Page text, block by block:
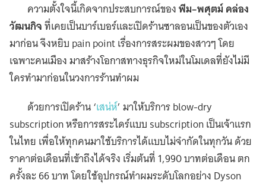
ความตั้งใจนี้เกิดจากประสบการณ์ของพีม–พศุตม์ คล่อง
วัฒนกิจที่เคยเป็นบาร์เบอร์และเปิดร้านซาลอนเป็นของตัวเอง
มาก่อน จึงหยิบ pain point เรื่องการสระผมของสาวๆ โดย
เฉพาะคนเมือง มาสร้างโอกาสทางธุรกิจใหม่ในโมเดลที่ยังไม่มี
ใครทำมาก่อนในวงการร้านทำผม
ด้วยการเปิดร้าน ‘เสน่ห์’ มาให้บริการ blow-dry
subscription หรือการสระไดร์แบบ subscription เป็นเจ้าแรก
ในไทย เพื่อให้ทุกคนมาใช้บริการได้แบบไม่จำกัดในทุกวัน ด้วย
ราคาต่อเดือนที่เข้าถึงได้จริง เริ่มต้นที่ 1,990 บาทต่อเดือน ตก
ครั้งละ 66 บาท โดยใช้อุปกรณ์ทำผมระดับโลกอย่าง Dyson